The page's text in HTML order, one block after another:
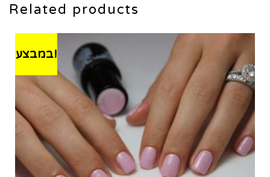
Related products
במבצע!